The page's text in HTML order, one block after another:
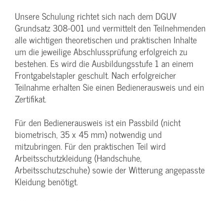
Unsere Schulung richtet sich nach dem DGUV
Grundsatz 308-001 und vermittelt den Teilnehmenden
alle wichtigen theoretischen und praktischen Inhalte
um die jeweilige Abschlussprüfung erfolgreich zu
bestehen. Es wird die Ausbildungsstufe 1 an einem
Frontgabelstapler geschult. Nach erfolgreicher
Teilnahme erhalten Sie einen Bedienerausweis und ein
Zertifikat.
Für den Bedienerausweis ist ein Passbild (nicht
biometrisch, 35 x 45 mm) notwendig und
mitzubringen. Für den praktischen Teil wird
Arbeitsschutzkleidung (Handschuhe,
Arbeitsschutzschuhe) sowie der Witterung angepasste
Kleidung benötigt.